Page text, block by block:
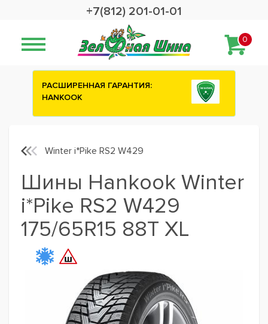
+7(812) 201-01-01
0
Сashback 2500 рублей на зимние
Winter i*Pike RS2 W429
Шины Hankook Winter
i*Pike RS2 W429
175/65R15 88T XL